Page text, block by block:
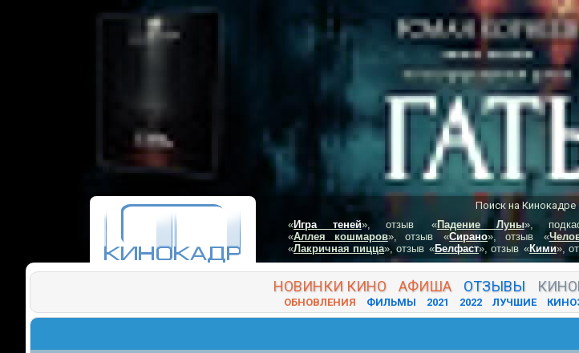
Поиск на Кинокадре
«Игра теней», отзыв «Падение Луны»,
«Аллея кошмаров», отзыв «Сирано», отзыв «
«Лакричная пицца», отзыв «Белфаст», отзыв «Кими»,
НОВИНКИ КИНО АФИША ОТЗЫВЫ КИНО
ОБНОВЛЕНИЯ ФИЛЬМЫ 2021 2022 ЛУЧШИЕ